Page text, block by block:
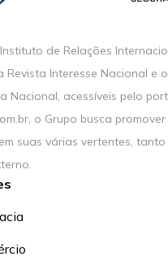
de Relações
Revista Interesse Nacional e
Nacional, acessíveis pelo
o Grupo busca
suas várias vertentes,